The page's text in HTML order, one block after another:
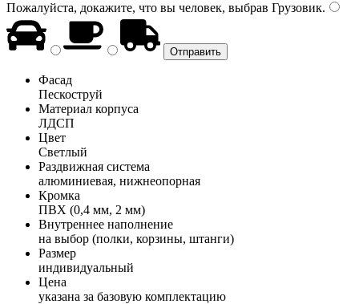
Пожалуйста, докажите, что вы человек, выбрав Грузовик.
Фасад
Пескоструй
Материал корпуса
ЛДСП
Цвет
Светлый
Раздвижная система
алюминиевая, нижнеопорная
Кромка
ПВХ (0,4 мм, 2 мм)
Внутреннее наполнение
на выбор (полки, корзины, штанги)
Размер
индивидуальный
Цена
указана за базовую комплектацию